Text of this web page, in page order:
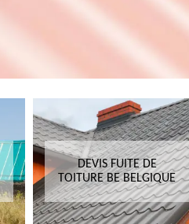
DEVIS FUITE DE
TOITURE BE BELGIQUE